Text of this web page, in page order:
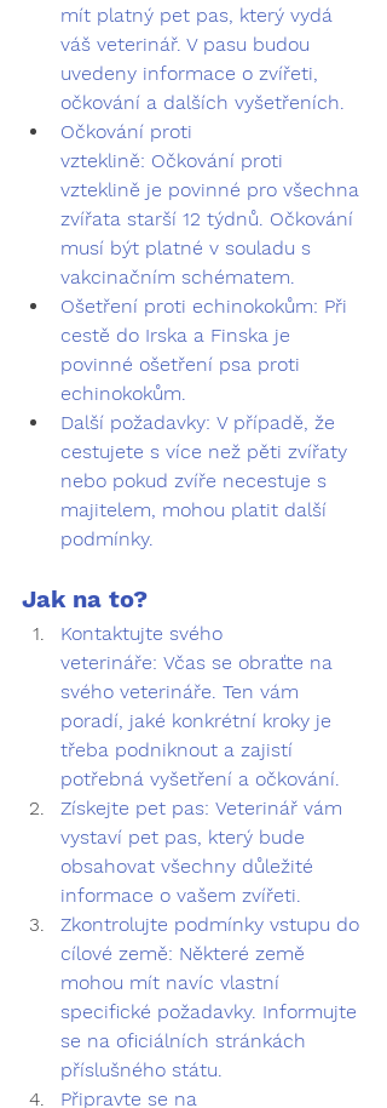
mít platný pet pas, který vydá
váš veterinář. V pasu budou
uvedeny informace o zvířeti,
očkování a dalších vyšetřeních.
Očkování proti
vzteklině: Očkování proti
vzteklině je povinné pro všechna
zvířata starší 12 týdnů. Očkování
musí být platné v souladu s
vakcinačním schématem.
Ošetření proti echinokokům: Při
cestě do Irska a Finska je
povinné ošetření psa proti
echinokokům.
Další požadavky: V případě, že
cestujete s více než pěti zvířaty
nebo pokud zvíře necestuje s
majitelem, mohou platit další
podmínky.
Jak na to?
Kontaktujte svého
veterináře: Včas se obraťte na
svého veterináře. Ten vám
poradí, jaké konkrétní kroky je
třeba podniknout a zajistí
potřebná vyšetření a očkování.
Získejte pet pas: Veterinář vám
vystaví pet pas, který bude
obsahovat všechny důležité
informace o vašem zvířeti.
Zkontrolujte podmínky vstupu do
cílové země: Některé země
mohou mít navíc vlastní
specifické požadavky. Informujte
se na oficiálních stránkách
příslušného státu.
Připravte se na